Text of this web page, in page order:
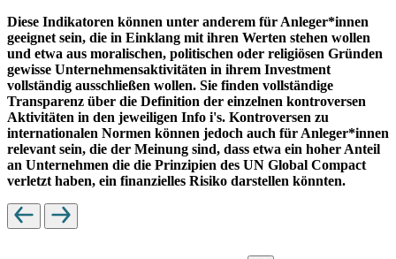
Diese Indikatoren können unter anderem für Anleger*innen
geeignet sein, die in Einklang mit ihren Werten stehen wollen
und etwa aus moralischen, politischen oder religiösen Gründen
gewisse Unternehmensaktivitäten in ihrem Investment
vollständig ausschließen wollen. Sie finden vollständige
Transparenz über die Definition der einzelnen kontroversen
Aktivitäten in den jeweiligen Info i's. Kontroversen zu
internationalen Normen können jedoch auch für Anleger*innen
relevant sein, die der Meinung sind, dass etwa ein hoher Anteil
an Unternehmen die die Prinzipien des UN Global Compact
verletzt haben, ein finanzielles Risiko darstellen könnten.